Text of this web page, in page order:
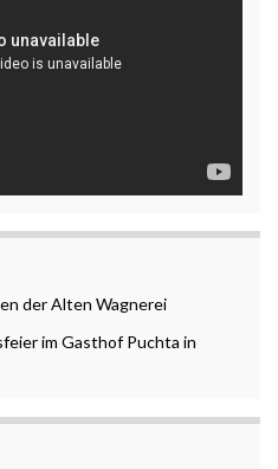
der Alten Wagnerei
im Gasthof Puchta in